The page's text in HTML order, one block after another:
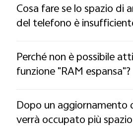
Cosa fare se lo spazio di
del telefono è
Perché non è possibile
funzione "RAM espansa"?
Dopo un aggiornamento
verrà occupato più